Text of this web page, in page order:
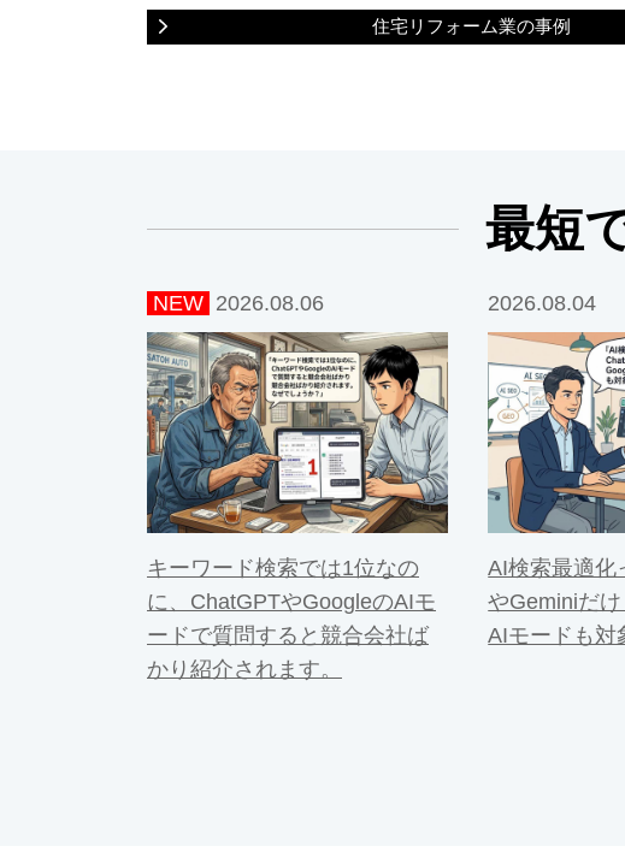
住宅リフォーム業の事例
最短
NEW 2026.08.06
キーワード検索では1位なの
に、ChatGPTやGoogleのAIモ
ードで質問すると競合会社ば
かり紹介されます。
2026.08.04
AI検索最適化
やGeminiだ
AIモードも対